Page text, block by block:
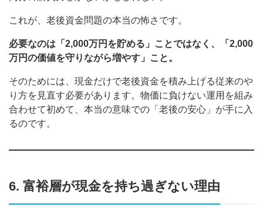
これが、老後資金問題の本当の怖さです。
必要なのは「2,000万円を貯める」ことではなく、「2,000
万円の価値を守りながら増やす」こと。
そのためには、現金だけで老後資金を積み上げる従来のや
り方を見直す必要があります。物価に負けない運用を組み
合わせて初めて、本当の意味での「老後の安心」が手に入
るのです。
6. 富裕層が現金を持ち過ぎない理由